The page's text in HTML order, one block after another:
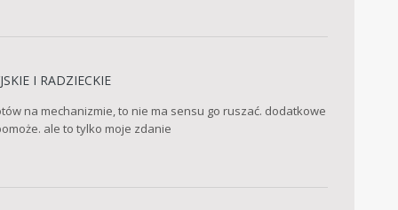
I RADZIECKIE
na mechanizmie, to nie ma sensu go ruszać. dodatkowe
ale to tylko moje zdanie